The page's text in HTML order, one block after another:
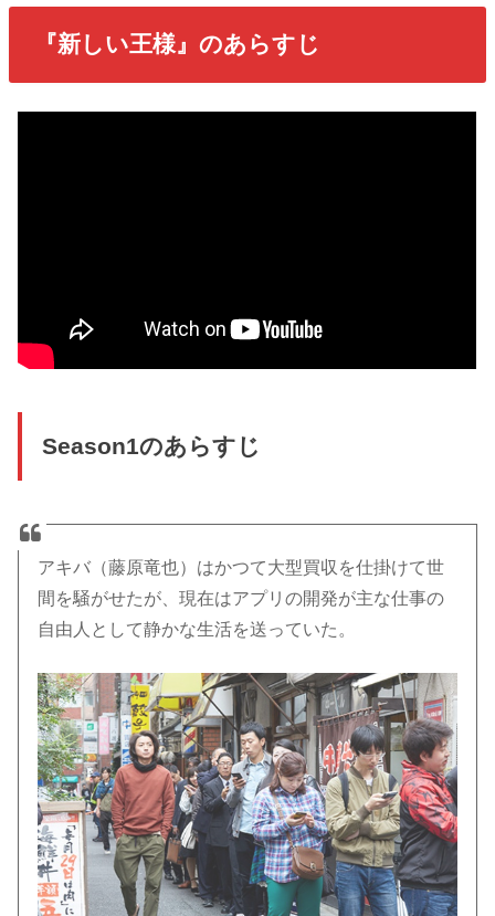
『新しい王様』のあらすじ
Season1のあらすじ
アキバ（藤原竜也）はかつて大型買収を仕掛けて世
間を騒がせたが、現在はアプリの開発が主な仕事の
自由人として静かな生活を送っていた。